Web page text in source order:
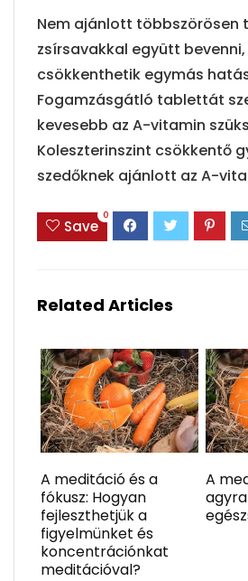
Nem ajánlott többszörösen
zsírsavakkal együtt
csökkenthetik egymás
Fogamzásgátló tablettát
kevesebb az A-vitamin
Koleszterinszint csökkentő
szedőknek ajánlott az A-
Save
0
Related Articles
A meditáció és a
fókusz: Hogyan
fejleszthetjük a
figyelmünket és
koncentrációnkat
meditációval?
A